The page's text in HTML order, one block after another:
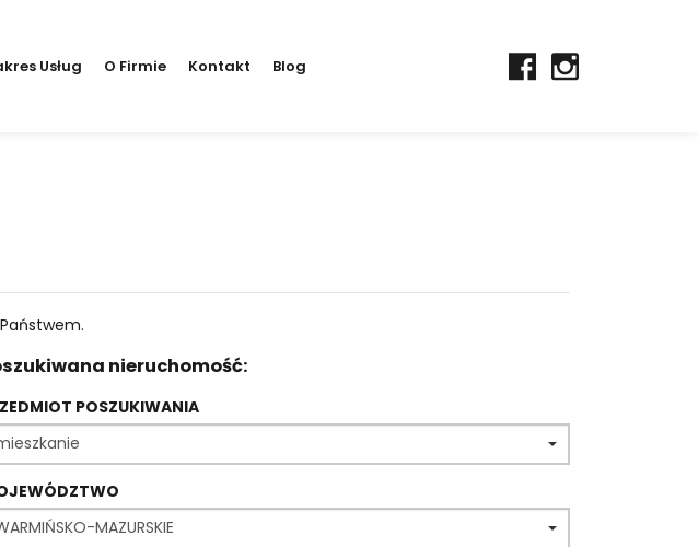
Usług O Firmie Kontakt Blog
nieruchomość:
POSZUKIWANIA